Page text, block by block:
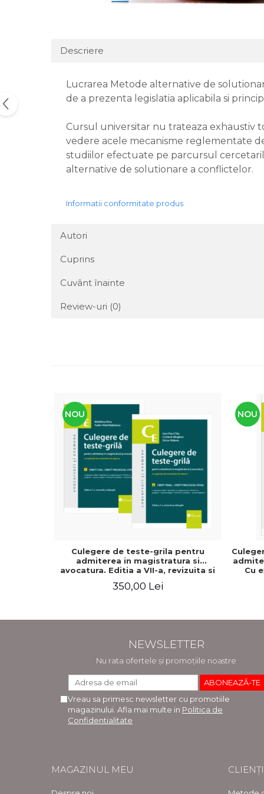
Descriere
Lucrarea Metode alternative de
de a prezenta legislatia aplicabila si
Cursul universitar nu trateaza exhaustiv
vedere acele mecanisme reglementate
studiilor efectuate pe parcursul
alternative de solutionare a conflictelor.
Informatii conformitate produs
Autori
Cuprins
Cuvânt înainte
Review-uri (0)
NOU
Culegere de teste-grila pentru
admiterea in magistratura si
avocatura. Editia a VII-a, revizuita si
Ghigheci, Victor Vaduva, Madalina
350,00 Lei
NOU
Cu
NEWSLETTER
Nu rata ofertele și promoțiile noastre
Vreau sa primesc newsletter cu promotiile
magazinului. Afla mai multe in Politica de
Confidentialitate
MAGAZINUL MEU CLIENȚI